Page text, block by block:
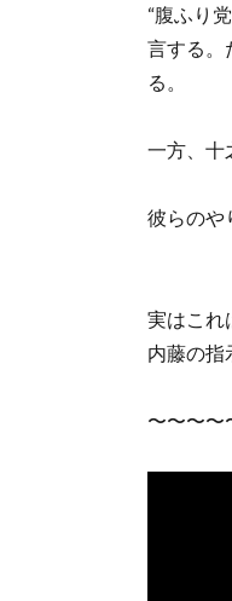
“腹ふり
言する。
る。
一方、十
彼らのや
実はこれ
内藤の指
〜〜〜〜